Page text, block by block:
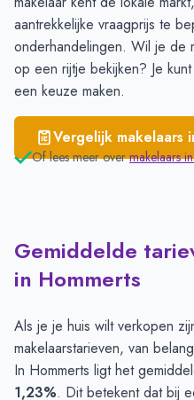
aantrekkelijke vraagprijs te
onderhandelingen. Wil je de
op een rijtje bekijken? Je kunt
een keuze maken.
Vergelijk makelaars
Of lees meer over makelaars
Gemiddelde
in Hommerts
Als je je huis wilt verkopen
makelaarstarieven, van
In Hommerts ligt het
1,23%. Dit betekent dat bij